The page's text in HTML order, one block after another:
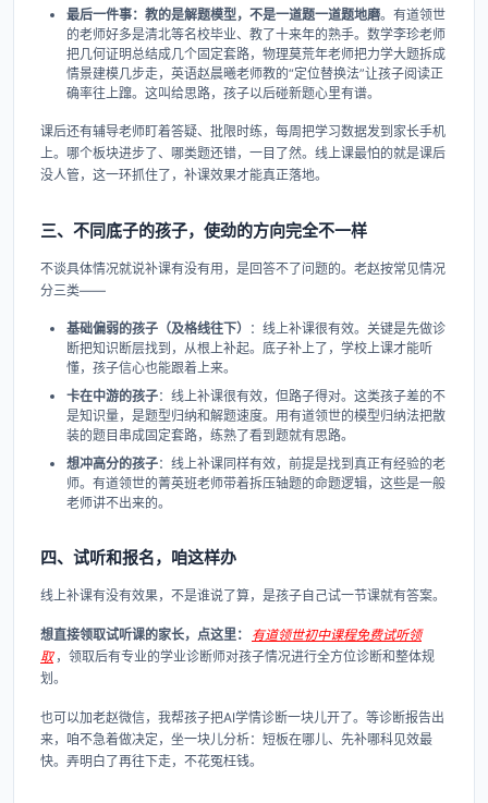
最后一件事：教的是解题模型，不是一道题一道题地磨。有道领世
的老师好多是清北等名校毕业、教了十来年的熟手。数学李珍老师
把几何证明总结成几个固定套路，物理莫荒年老师把力学大题拆成
情景建模几步走，英语赵晨曦老师教的“定位替换法”让孩子阅读正
确率往上蹿。这叫给思路，孩子以后碰新题心里有谱。
课后还有辅导老师盯着答疑、批限时练，每周把学习数据发到家长手机
上。哪个板块进步了、哪类题还错，一目了然。线上课最怕的就是课后
没人管，这一环抓住了，补课效果才能真正落地。
三、不同底子的孩子，使劲的方向完全不一样
不谈具体情况就说补课有没有用，是回答不了问题的。老赵按常见情况
分三类——
基础偏弱的孩子（及格线往下）
：线上补课很有效。关键是先做诊
断把知识断层找到，从根上补起。底子补上了，学校上课才能听
懂，孩子信心也能跟着上来。
卡在中游的孩子：线上补课很有效，但路子得对。这类孩子差的不
是知识量，是题型归纳和解题速度。用有道领世的模型归纳法把散
装的题目串成固定套路，练熟了看到题就有思路。
想冲高分的孩子：线上补课同样有效，前提是找到真正有经验的老
师。有道领世的菁英班老师带着拆压轴题的命题逻辑，这些是一般
老师讲不出来的。
四、试听和报名，咱这样办
线上补课有没有效果，不是谁说了算，是孩子自己试一节课就有答案。
想直接领取试听课的家长，点这里：
有道领世初中课程免费试听领
取 ，领取后有专业的学业诊断师对孩子情况进行全方位诊断和整体规
划。
也可以加老赵微信，我帮孩子把AI学情诊断一块儿开了。等诊断报告出
来，咱不急着做决定，坐一块儿分析：短板在哪儿、先补哪科见效最
快。弄明白了再往下走，不花冤枉钱。